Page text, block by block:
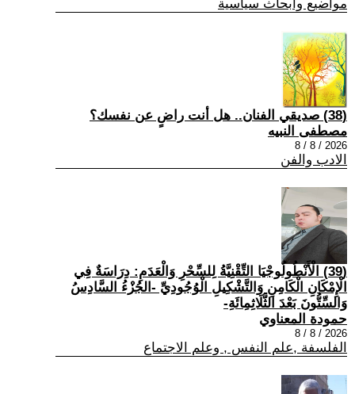
مواضيع وابحاث سياسية
(38) صديقي الفنان.. هل أنت راضٍ عن نفسك؟
مصطفى النبيه
2026 / 8 / 8
الادب والفن
(39) الْأَنْطُولُوجْيَا التِّقْنِيَّةُ لِلسِّحْرِ وَالْعَدَمِ: دِرَاسَةٌ فِي
الْإِمْكَانِ الْكَامِنِ وَالتَّشْكِيلِ الْوُجُودِيِّ -الجُزْءُ السَّادِسُ
وَالسِّتُّونَ بَعْدَ الثَّلَاثِمِائَةِ-
حمودة المعناوي
2026 / 8 / 8
الفلسفة ,علم النفس , وعلم الاجتماع